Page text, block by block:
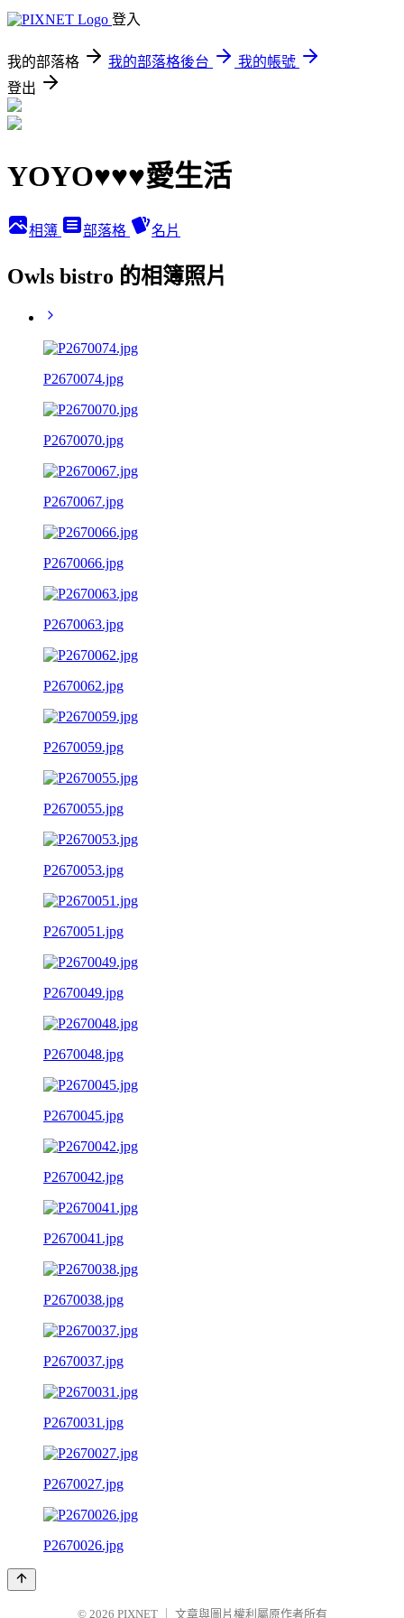
登入
我的部落格 我的部落格後台
我的帳號
登出
YOYO♥♥♥愛生活
相簿 部落格 名片
Owls bistro 的相簿照片
P2670074.jpg
P2670070.jpg
P2670067.jpg
P2670066.jpg
P2670063.jpg
P2670062.jpg
P2670059.jpg
P2670055.jpg
P2670053.jpg
P2670051.jpg
P2670049.jpg
P2670048.jpg
P2670045.jpg
P2670042.jpg
P2670041.jpg
P2670038.jpg
P2670037.jpg
P2670031.jpg
P2670027.jpg
P2670026.jpg
© 2026 PIXNET 文章與圖片權利屬原作者所有